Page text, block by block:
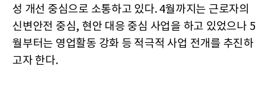
성 개선 중심으로 소통하고 있다. 4월까지는 근로자의
신변안전 중심, 현안 대응 중심 사업을 하고 있었으나 5
월부터는 영업활동 강화 등 적극적 사업 전개를 추진하
고자 한다.